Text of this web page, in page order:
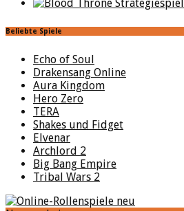
Beliebte Spiele
Echo of Soul
Drakensang Online
Aura Kingdom
Hero Zero
TERA
Shakes und Fidget
Elvenar
Archlord 2
Big Bang Empire
Tribal Wars 2